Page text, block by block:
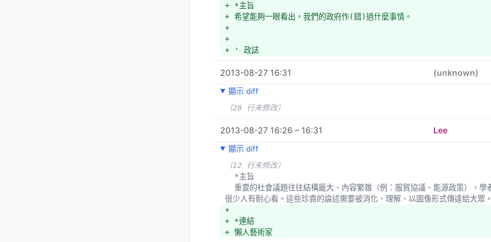
+ *主旨
+ 希望能夠一眼看出，我們的政府作(錯)過什麼事情。
+
+
+ ' 政誌
2013-08-27 16:31 (unknown)
顯示 diff
（20 行未修改）
2013-08-27 16:26 – 16:31 Lee
顯示 diff
（12 行未修改）
  *主旨
很少人有耐心看。這些珍貴的論述需要被消化、理解、以圖像形式傳達給大眾。
+
+ *連結
+ 懶人藝術家